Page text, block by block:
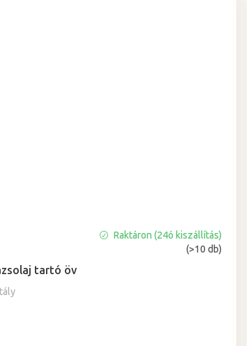
tartó öv
Raktáron (24ó kiszállítás)
(>10 db)